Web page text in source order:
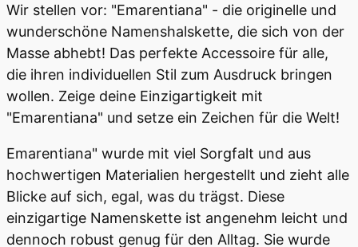
Wir stellen vor: "Emarentiana" - die originelle und
wunderschöne Namenshalskette, die sich von der
Masse abhebt! Das perfekte Accessoire für alle,
die ihren individuellen Stil zum Ausdruck bringen
wollen. Zeige deine Einzigartigkeit mit
"Emarentiana" und setze ein Zeichen für die Welt!
Emarentiana" wurde mit viel Sorgfalt und aus
hochwertigen Materialien hergestellt und zieht alle
Blicke auf sich, egal, was du trägst. Diese
einzigartige Namenskette ist angenehm leicht und
dennoch robust genug für den Alltag. Sie wurde